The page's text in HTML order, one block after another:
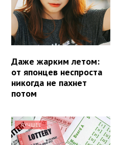
Даже жарким летом:
от японцев неспроста
никогда не пахнет
потом
ЛУЧШЕЕ